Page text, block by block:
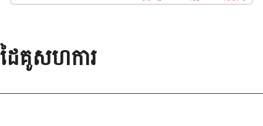
ដៃគូសហការ